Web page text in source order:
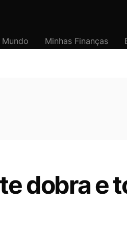
Mundo Minhas Finanças
dobra e